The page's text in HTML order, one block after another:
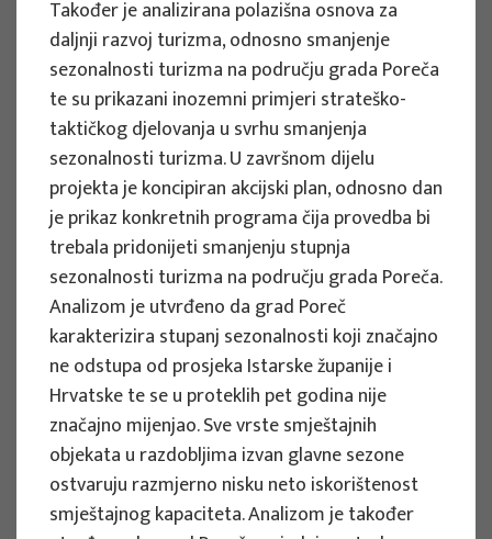
Projekti
ZNANSTVENI PROJEKTI
Procjena utjecaja klimatskih promjena
na turizam temeljen na prirodi: razvoj
indeksa ranjivosti i otpornosti
zaštićenih područja za upravljanje
strategijama prilagodbe - PACT-VIRA
Voditelj projekta
Izidora Marković Vukadin
Razdoblje provedbe : 2024. - 2027.
Vidi više
Također je analizirana polazišna osnova za
daljnji razvoj turizma, odnosno smanjenje
sezonalnosti turizma na području grada Poreča
te su prikazani inozemni primjeri strateško-
taktičkog djelovanja u svrhu smanjenja
sezonalnosti turizma. U završnom dijelu
projekta je koncipiran akcijski plan, odnosno dan
je prikaz konkretnih programa čija provedba bi
trebala pridonijeti smanjenju stupnja
sezonalnosti turizma na području grada Poreča.
Analizom je utvrđeno da grad Poreč
karakterizira stupanj sezonalnosti koji značajno
ne odstupa od prosjeka Istarske županije i
Hrvatske te se u proteklih pet godina nije
značajno mijenjao. Sve vrste smještajnih
objekata u razdobljima izvan glavne sezone
ostvaruju razmjerno nisku neto iskorištenost
smještajnog kapaciteta. Analizom je također